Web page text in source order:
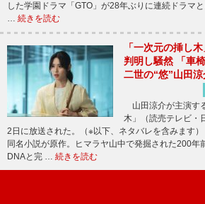
した学園ドラマ「GTO」が28年ぶりに連続ドラマ
… 続きを読む
「一次元の挿し
判明し騒然 「車
二世の“悠”山田涼
山田涼介が主演す
木」（読売テレビ・
2日に放送された。（※以下、ネタバレを含みます
同名小説が原作。ヒマラヤ山中で発掘された200年
DNAと完 … 続きを読む